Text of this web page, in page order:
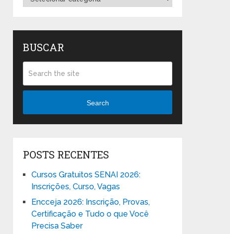
BUSCAR
Search
POSTS RECENTES
Cursos Gratuitos SENAI 2026:
Inscrições, Curso, Vagas
Encceja 2026: Inscrição, Provas,
Certificação e Tudo o que Você
Precisa Saber